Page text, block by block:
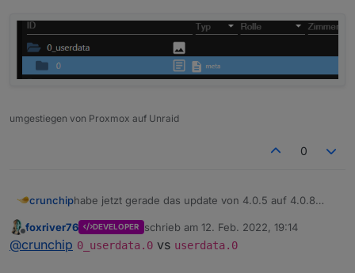
umgestiegen von Proxmox auf Unraid
0
crunchiphabe jetzt gerade das update von 4.0.5 auf 4.0.8
was ich aber nun nicht verstehe, was ist damit
gemeint?
The following notifications happened during
- Ignoring Directory "userdata.0" because
foxriver76 DEVELOPER schrieb am 12. Feb. 2022, 19:14
zuletzt editiert von
@crunchip 0_userdata.0 vs userdata.0